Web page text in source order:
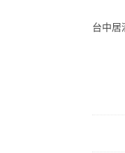
台中居